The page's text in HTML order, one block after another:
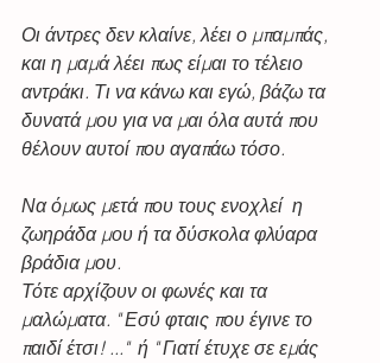
Οι άντρες δεν κλαίνε, λέει ο μπαμπάς,
και η μαμά λέει πως είμαι το τέλειο
αντράκι. Τι να κάνω και εγώ, βάζω τα
δυνατά μου για να μαι όλα αυτά που
θέλουν αυτοί που αγαπάω τόσο.
Να όμως μετά που τους ενοχλεί  η
ζωηράδα μου ή τα δύσκολα φλύαρα
βράδια μου.
Τότε αρχίζουν οι φωνές και τα
μαλώματα. " Εσύ φταις που έγινε το
παιδί έτσι! ..."  ή " Γιατί έτυχε σε εμάς